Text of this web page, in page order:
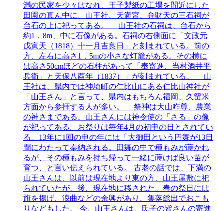
満の民家を少々はなれ、王子製紙の工場を間近にした
田園の真ん中に、山王社、天満宮、弁財天の三石祠が
台石の上に祀ってある。 山王社の石祠は、台石から
約1．8m、中に石像がある。石祠の右側面に「文政元
戊寅天（1818）十一月吉良日」と刻まれている。前の
方、左右に高さ1．5mの小さな灯籠がある。その横に
は高さ50cmほどの石柱があって「奉寄進、当村酒井平
兵衛」と天保八酉年（1837）」が刻まれている。 山
王社は、県内では神埼町の仁比山にある仁比山神社が
「山王さん」と言って、県内はもちろん福岡、久留米
方面から参拝する人が多い。 祭神は大山咋尊、農業
の神さまである。山王さんには神令使の「さる」の像
が祀ってある。お祭りは毎年4月の初申の日とされてい
る。13年に1回の申の年には「大御田という円舞が13日
間にわたって奉納される。田舞の中で種もみが蒔かれ
るが、その種もみを持ち帰って一緒に蒔けば良い苗が
育つ、と言い伝えられている。 古老の話では、下満の
山王さんは、以前は現在地より東の方、山王屋敷に祀
られていたが、後、現在地に移された。春の祭日には
旗を揚げ、浪曲などの余興があり、集落総出でおこも
りなどもした。 今、山王さんは、氏子の皆さんの寄進